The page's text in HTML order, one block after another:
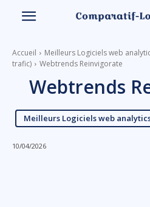
Accueil
Meilleurs Logiciels web
trafic)
Webtrends Reinvigorate
Webtrends
Meilleurs Logiciels web
10/04/2026